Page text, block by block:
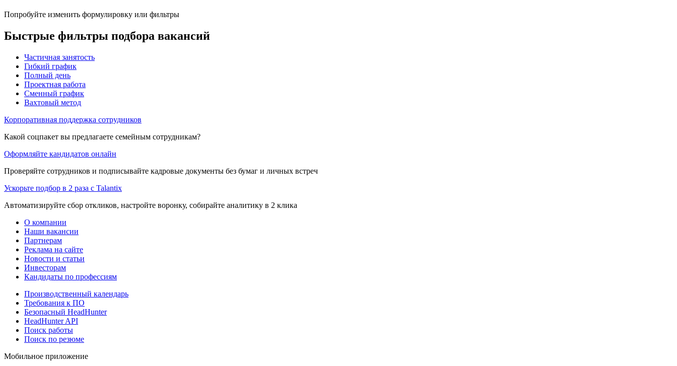
Попробуйте изменить формулировку или фильтры
Быстрые фильтры подбора вакансий
Частичная занятость
Гибкий график
Полный день
Проектная работа
Сменный график
Вахтовый метод
Корпоративная поддержка сотрудников
Какой соцпакет вы предлагаете семейным сотрудникам?
Оформляйте кандидатов онлайн
Проверяйте сотрудников и подписывайте кадровые документы без бумаг и личных встреч
Ускорьте подбор в 2 раза с Talantix
Автоматизируйте сбор откликов, настройте воронку, собирайте аналитику в 2 клика
О компании
Наши вакансии
Партнерам
Реклама на сайте
Новости и статьи
Инвесторам
Кандидаты по профессиям
Производственный календарь
Требования к ПО
Безопасный HeadHunter
HeadHunter API
Поиск работы
Поиск по резюме
Мобильное приложение